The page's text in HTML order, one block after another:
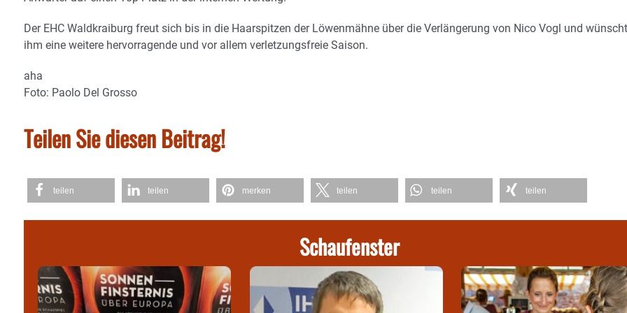
Der EHC Waldkraiburg freut sich bis in die Haarspitzen der Löwenmähne über die Verlängerung von Nico Vogl und wünscht
ihm eine weitere hervorragende und vor allem verletzungsfreie Saison.
aha
Foto: Paolo Del Grosso
Teilen Sie diesen Beitrag!
teilen teilen merken teilen teilen teilen
Schaufenster